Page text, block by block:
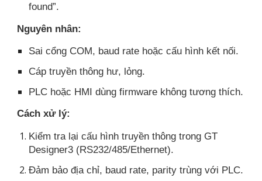
found”.
Nguyên nhân:
Sai cổng COM, baud rate hoặc cấu hình kết nối.
Cáp truyền thông hư, lỏng.
PLC hoặc HMI dùng firmware không tương thích.
Cách xử lý:
Kiểm tra lại cấu hình truyền thông trong GT
Designer3 (RS232/485/Ethernet).
Đảm bảo địa chỉ, baud rate, parity trùng với PLC.